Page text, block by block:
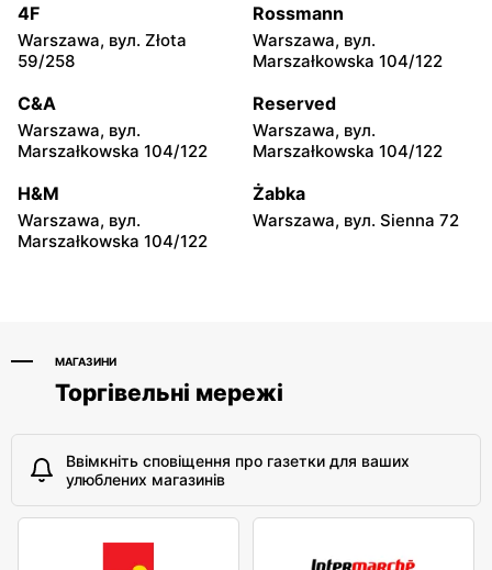
Rossmann
Warszawa, вул. Stawki 2 a
Rossmann
Warszawa, вул. Puławska
Rossmann
Warszawa, вул. Dzika 4
Rossmann
Warszawa, вул. Płocka 17
Rossmann
Warszawa, вул. Obozowa
16
Rossmann
Warszawa, вул. Grójecka
4F
Warszawa, вул. Złota
59/258
Rossmann
Warszawa, вул.
Marszałkowska 104/122
C&A
Warszawa, вул.
Marszałkowska 104/122
Reserved
Warszawa, вул.
Marszałkowska 104/122
H&M
Warszawa, вул.
Marszałkowska 104/122
Żabka
Warszawa, вул. Sienna 72
МАГАЗИНИ
Торгівельні мережі
Ввімкніть сповіщення про газетки для ваших
улюблених магазинів